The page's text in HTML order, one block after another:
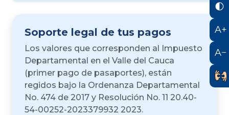
🌓
A+
A−
Soporte legal de tus pagos
Los valores que corresponden al Impuesto
Departamental en el Valle del Cauca
(primer pago de pasaportes), están
regidos bajo la Ordenanza Departamental
No. 474 de 2017 y Resolución No. 11 20.40-
54-00252-2023379932 2023.